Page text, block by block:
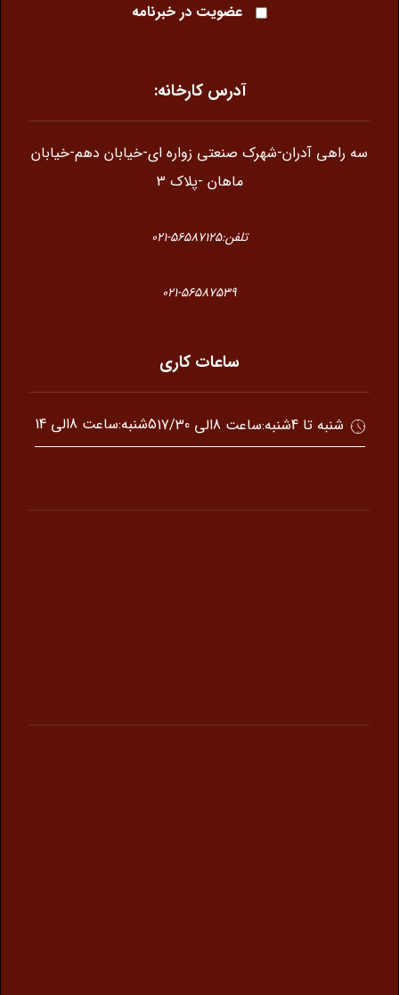
عضویت در خبرنامه
آدرس کارخانه:
سه راهی آدران-شهرک صنعتی زواره ای-خیابان دهم-خیابان
ماهان -پلاک 3
تلفن:56587125-021
021-56587539
ساعات کاری
شنبه تا 4شنبه:ساعت 8الی 17/30 5شنبه:ساعت 8الی 14